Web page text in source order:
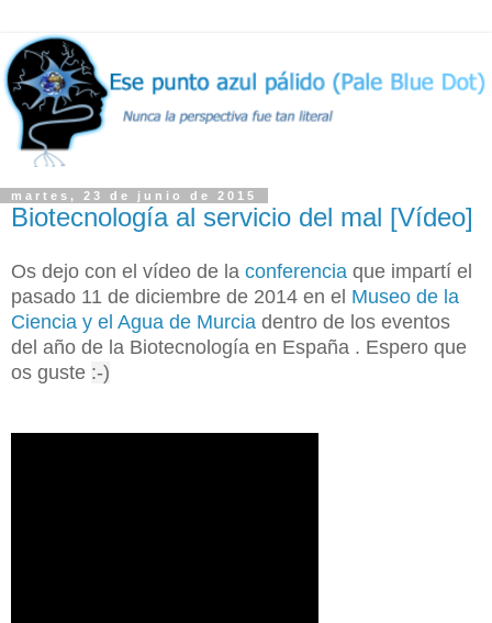
martes, 23 de junio de 2015
Biotecnología al servicio del mal [Vídeo]
Os dejo con el vídeo de la conferencia que impartí el
pasado 11 de diciembre de 2014 en el Museo de la
Ciencia y el Agua de Murcia dentro de los eventos
del año de la Biotecnología en España . Espero que
os guste :-)